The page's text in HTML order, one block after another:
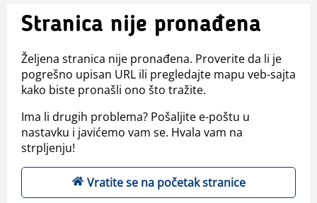
Stranica nije pronađena
Željena stranica nije pronađena. Proverite da li je
pogrešno upisan URL ili pregledajte mapu veb-sajta
kako biste pronašli ono što tražite.
Ima li drugih problema? Pošaljite e-poštu u
nastavku i javićemo vam se. Hvala vam na
strpljenju!
Vratite se na početak stranice